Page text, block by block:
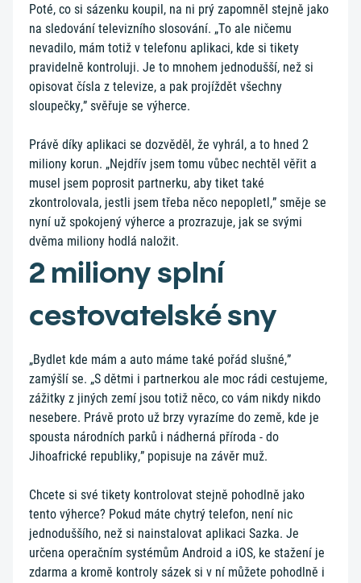
Poté, co si sázenku koupil, na ni prý zapomněl stejně jako
na sledování televizního slosování. „To ale ničemu
nevadilo, mám totiž v telefonu aplikaci, kde si tikety
pravidelně kontroluji. Je to mnohem jednodušší, než si
opisovat čísla z televize, a pak projíždět všechny
sloupečky,” svěřuje se výherce.
Právě díky aplikaci se dozvěděl, že vyhrál, a to hned 2
miliony korun. „Nejdřív jsem tomu vůbec nechtěl věřit a
musel jsem poprosit partnerku, aby tiket také
zkontrolovala, jestli jsem třeba něco nepopletl,” směje se
nyní už spokojený výherce a prozrazuje, jak se svými
dvěma miliony hodlá naložit.
2 miliony splní
cestovatelské sny
„Bydlet kde mám a auto máme také pořád slušné,”
zamýšlí se. „S dětmi i partnerkou ale moc rádi cestujeme,
zážitky z jiných zemí jsou totiž něco, co vám nikdy nikdo
nesebere. Právě proto už brzy vyrazíme do země, kde je
spousta národních parků i nádherná příroda - do
Jihoafrické republiky,” popisuje na závěr muž.
Chcete si své tikety kontrolovat stejně pohodlně jako
tento výherce? Pokud máte chytrý telefon, není nic
jednoduššího, než si nainstalovat aplikaci Sazka. Je
určena operačním systémům Android a iOS, ke stažení je
zdarma a kromě kontroly sázek si v ní můžete pohodlně i